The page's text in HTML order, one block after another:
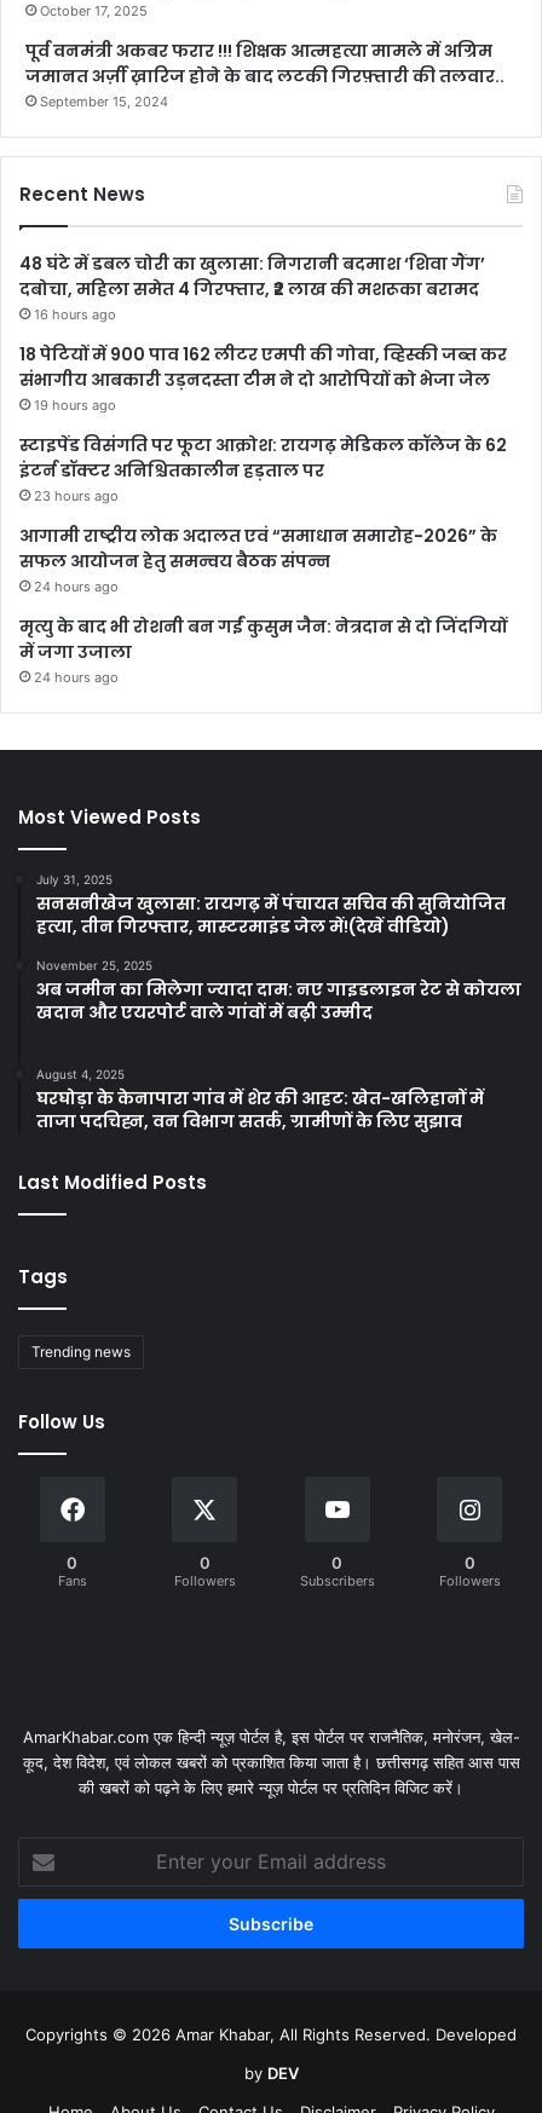
October 17, 2025
पूर्व वनमंत्री अकबर फरार !!! शिक्षक आत्महत्या मामले में अग्रिम
जमानत अर्ज़ी ख़ारिज होने के बाद लटकी गिरफ़्तारी की तलवार..
September 15, 2024
Recent News
48 घंटे में डबल चोरी का खुलासा: निगरानी बदमाश ‘शिवा गैंग’
दबोचा, महिला समेत 4 गिरफ्तार, ₹2 लाख की मशरूका बरामद
16 hours ago
18 पेटियों में 900 पाव 162 लीटर एमपी की गोवा, व्हिस्की जब्त कर
संभागीय आबकारी उड़नदस्ता टीम ने दो आरोपियों को भेजा जेल
19 hours ago
स्टाइपेंड विसंगति पर फूटा आक्रोश: रायगढ़ मेडिकल कॉलेज के 62
इंटर्न डॉक्टर अनिश्चितकालीन हड़ताल पर
23 hours ago
आगामी राष्ट्रीय लोक अदालत एवं “समाधान समारोह-2026” के
सफल आयोजन हेतु समन्वय बैठक संपन्न
24 hours ago
मृत्यु के बाद भी रोशनी बन गईं कुसुम जैन: नेत्रदान से दो जिंदगियों
में जगा उजाला
24 hours ago
Most Viewed Posts
July 31, 2025
सनसनीखेज खुलासा: रायगढ़ में पंचायत सचिव की सुनियोजित
हत्या, तीन गिरफ्तार, मास्टरमाइंड जेल में!(देखें वीडियो)
November 25, 2025
अब जमीन का मिलेगा ज्यादा दाम: नए गाइडलाइन रेट से कोयला
खदान और एयरपोर्ट वाले गांवों में बढ़ी उम्मीद
August 4, 2025
घरघोड़ा के केनापारा गांव में शेर की आहट: खेत-खलिहानों में
ताजा पदचिह्न, वन विभाग सतर्क, ग्रामीणों के लिए सुझाव
Last Modified Posts
Tags
Trending news
Follow Us
0
Fans
0
Followers
0
Subscribers
0
Followers
AmarKhabar.com एक हिन्दी न्यूज़ पोर्टल है, इस पोर्टल पर राजनैतिक, मनोरंजन, खेल-
कूद, देश विदेश, एवं लोकल खबरों को प्रकाशित किया जाता है। छत्तीसगढ़ सहित आस पास
की खबरों को पढ़ने के लिए हमारे न्यूज़ पोर्टल पर प्रतिदिन विजिट करें।
your
Email
Copyrights © 2026 Amar Khabar, All Rights Reserved. Developed
by DEV